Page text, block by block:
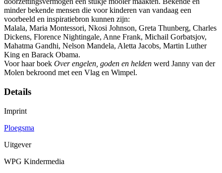
minder bekende mensen die voor kinderen van vandaag een
voorbeeld en inspiratiebron kunnen zijn:
Malala, Maria Montessori, Nkosi Johnson, Greta Thunberg, Charles
Dickens, Florence Nightingale, Anne Frank, Michail Gorbatsjov,
Mahatma Gandhi, Nelson Mandela, Aletta Jacobs, Martin Luther
King en Barack Obama.
Voor haar boek Over engelen, goden en helden werd Janny van der
Molen bekroond met een Vlag en Wimpel.
Details
Imprint
Ploegsma
Uitgever
WPG Kindermedia